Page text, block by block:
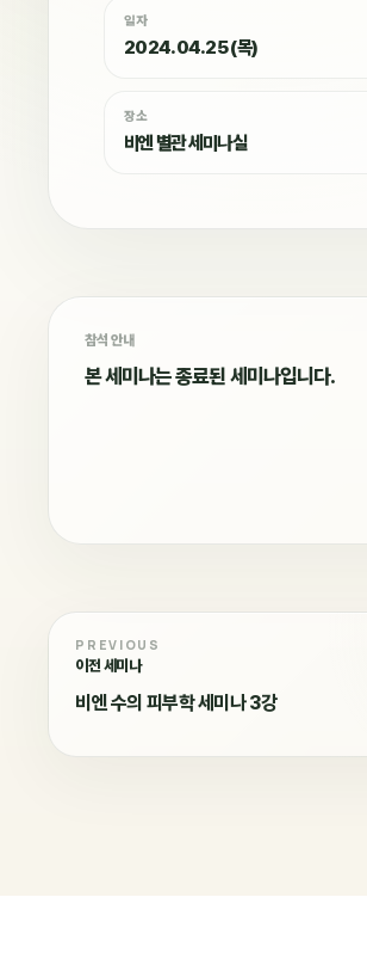
일자
2024.04.25 (목)
장소
비엔 별관 세미나실
참석 안내
본 세미나는 종료된 세미나입니다.
PREVIOUS
이전 세미나
비엔 수의 피부학 세미나 3강